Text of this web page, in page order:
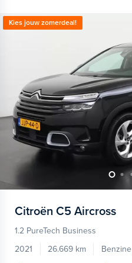
Kies jouw zomerdeal!
Citroën C5 Aircross
1.2 PureTech Business
2021
26.669 km Benzine